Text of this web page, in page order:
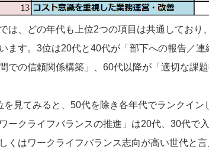
は、どの年代も上位2つの項目は共通しており
ます。3位は20代と40代が「部下への報告／
間での信頼関係構築」、60代以降が「適切な課題
を見てみると、50代を除き各年代でランクイ
ークライフバランスの推進」は20代、30代で
くはワークライフバランス志向が高い世代と